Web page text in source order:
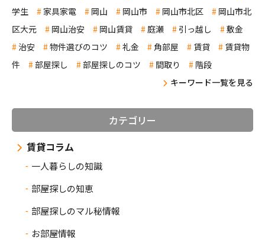
学生
家具家電 岡山 岡山市 岡山市北区
岡山市北
区大元
岡山治安 岡山賃貸 庭瀬 引っ越し
敷金
治安
物件選びのコツ 礼金 角部屋 賃貸
賃貸物
件
部屋探し 部屋探しのコツ 間取り
階段
キーワード一覧を見る
カテゴリー
賃貸コラム
一人暮らしの知識
部屋探しの知恵
部屋探しのマル秘情報
お部屋情報